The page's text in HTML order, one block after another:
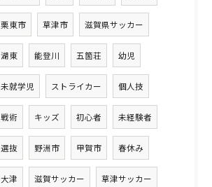
栗東市 草津市 滋賀県サッカー
湖東 能登川 五箇荘 幼児
未就学児 ストライカー 個人技
戦術 キッズ 初心者 未経験者
選抜 野洲市 甲賀市 春休み
大津 滋賀サッカー 草津サッカー